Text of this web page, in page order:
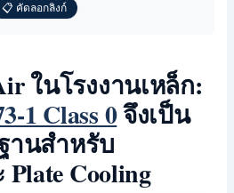
📋 คัดลอกลิงก์
ในโรงงานเหล็ก:
1 Class 0จึงเป็น
นสำหรับ
Plate Cooling